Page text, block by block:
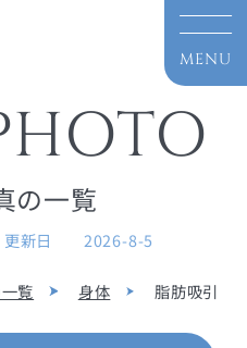
の一覧
更新日 2026-8-5
覧 身体 脂肪吸引